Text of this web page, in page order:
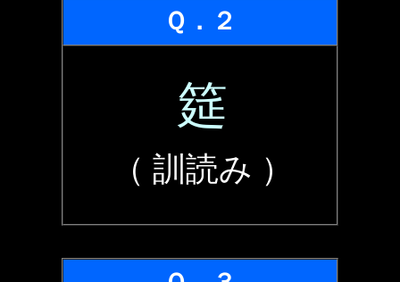
Ｑ．２
筵
（ 訓読み ）